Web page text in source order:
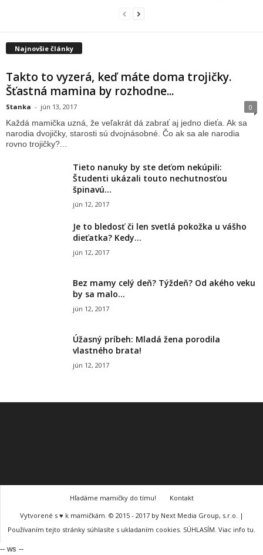
Najnovšie články
Takto to vyzerá, keď máte doma trojičky.
Šťastná mamina by rozhodne...
Stanka - jún 13, 2017 0
Každá mamička uzná, že veľakrát dá zabrať aj jedno dieťa. Ak sa
narodia dvojičky, starosti sú dvojnásobné. Čo ak sa ale narodia
rovno trojičky?...
Tieto nanuky by ste deťom nekúpili:
Študenti ukázali touto nechutnosťou
špinavú...
jún 12, 2017
Je to bledosť či len svetlá pokožka u vášho
dieťatka? Kedy...
jún 12, 2017
Bez mamy celý deň? Týždeň? Od akého veku
by sa malo...
jún 12, 2017
Úžasný príbeh: Mladá žena porodila
vlastného brata!
jún 12, 2017
Hľadáme mamičky do tímu!
Kontakt
Vytvorené s ♥ k mamičkám. © 2015 - 2017 by Next Media Group, s.r.o. |
Používaním tejto stránky súhlasíte s ukladaním cookies. SÚHLASÍM. Viac info tu.
-- ws --